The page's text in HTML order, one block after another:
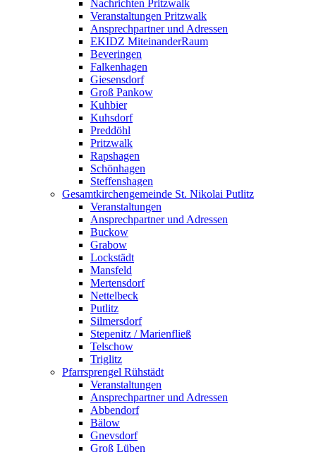
Nachrichten Pritzwalk
Veranstaltungen Pritzwalk
Ansprechpartner und Adressen
EKIDZ MiteinanderRaum
Beveringen
Falkenhagen
Giesensdorf
Groß Pankow
Kuhbier
Kuhsdorf
Preddöhl
Pritzwalk
Rapshagen
Schönhagen
Steffenshagen
Gesamtkirchengemeinde St. Nikolai Putlitz
Veranstaltungen
Ansprechpartner und Adressen
Buckow
Grabow
Lockstädt
Mansfeld
Mertensdorf
Nettelbeck
Putlitz
Silmersdorf
Stepenitz / Marienfließ
Telschow
Triglitz
Pfarrsprengel Rühstädt
Veranstaltungen
Ansprechpartner und Adressen
Abbendorf
Bälow
Gnevsdorf
Groß Lüben